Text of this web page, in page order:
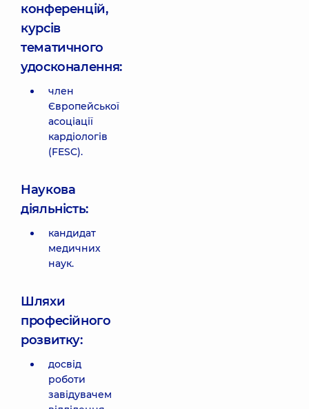
конференцій,
курсів
тематичного
удосконалення:
член
Європейської
асоціації
кардіологів
(FESC).
Наукова
діяльність:
кандидат
медичних
наук.
Шляхи
професійного
розвитку:
досвід
роботи
завідувачем